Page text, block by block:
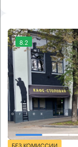
8.2
БЕЗ КОМИССИИ